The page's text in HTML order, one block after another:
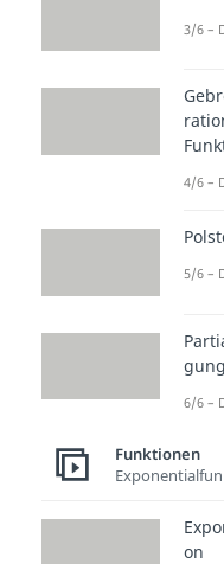
–
Er
3/6 –
4/6 –
5/6 –
gung
6/6 –
Funktionen
on